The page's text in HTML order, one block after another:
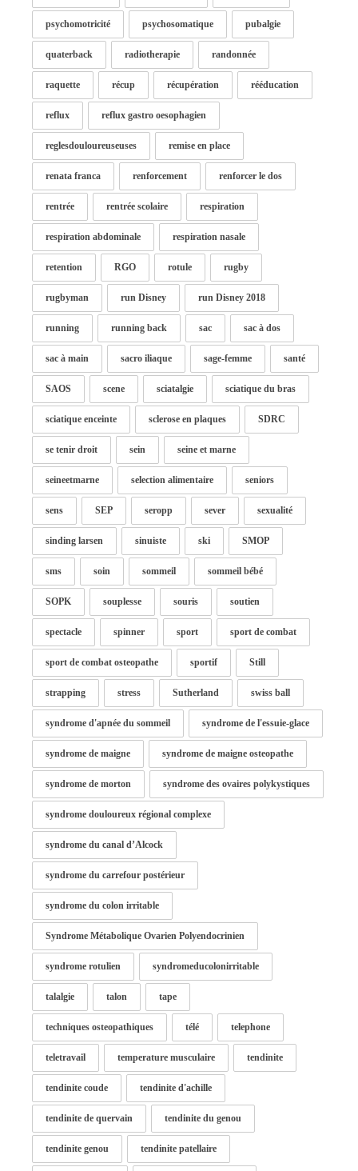
psychomotricité psychosomatique pubalgie
quaterback radiotherapie randonnée
raquette récup récupération rééducation
reflux reflux gastro oesophagien
reglesdouloureuseuses remise en place
renata franca renforcement renforcer le dos
rentrée rentrée scolaire respiration
respiration abdominale respiration nasale
retention RGO rotule rugby
rugbyman run Disney run Disney 2018
running running back sac sac à dos
sac à main sacro iliaque sage-femme santé
SAOS scene sciatalgie sciatique du bras
sciatique enceinte sclerose en plaques SDRC
se tenir droit sein seine et marne
seineetmarne selection alimentaire seniors
sens SEP seropp sever sexualité
sinding larsen sinuiste ski SMOP
sms soin sommeil sommeil bébé
SOPK souplesse souris soutien
spectacle spinner sport sport de combat
sport de combat osteopathe sportif Still
strapping stress Sutherland swiss ball
syndrome d'apnée du sommeil syndrome de l'essuie-glace
syndrome de maigne syndrome de maigne osteopathe
syndrome de morton syndrome des ovaires polykystiques
syndrome douloureux régional complexe
syndrome du canal d’Alcock
syndrome du carrefour postérieur
syndrome du colon irritable
Syndrome Métabolique Ovarien Polyendocrinien
syndrome rotulien syndromeducolonirritable
talalgie talon tape
techniques osteopathiques télé telephone
teletravail temperature musculaire tendinite
tendinite coude tendinite d'achille
tendinite de quervain tendinite du genou
tendinite genou tendinite patellaire